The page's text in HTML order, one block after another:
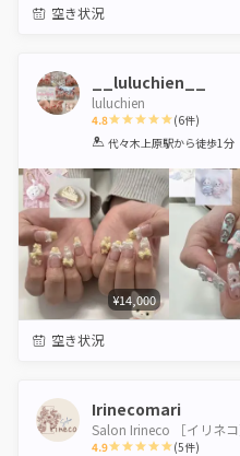
空き状況
__luluchien__
luluchien
4.8
1 2 3 4 5
(6件)
代々木上原駅から徒歩1分
¥14,000
空き状況
Irinecomari
Salon Irineco ［イリネコ
4.9 (5件)